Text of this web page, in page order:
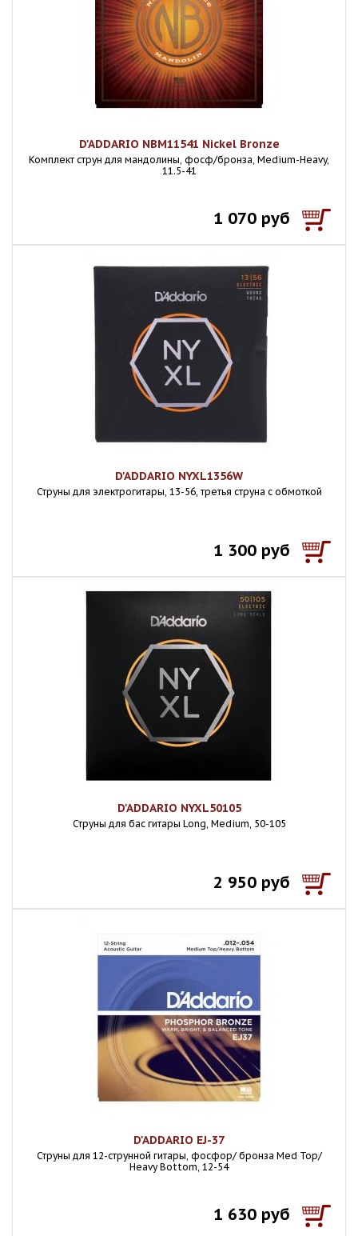
D'ADDARIO NBM11541 Nickel Bronze
Комплект струн для мандолины, фосф/бронза, Medium-Heavy,
11.5-41
1 070 руб
D'ADDARIO NYXL1356W
Струны для электрогитары, 13-56, третья струна с обмоткой
1 300 руб
D'ADDARIO NYXL50105
Струны для бас гитары Long, Medium, 50-105
2 950 руб
D'ADDARIO EJ-37
Струны для 12-струнной гитары, фосфор/ бронза Med Top/
Heavy Bottom, 12-54
1 630 руб